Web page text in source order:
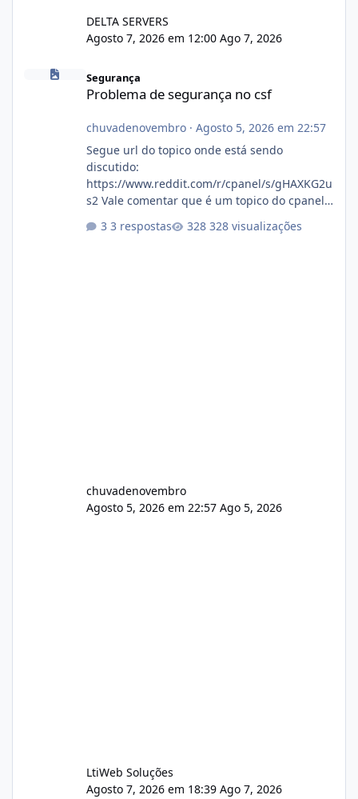
DELTA SERVERS
Agosto 7, 2026 em 12:00 Ago 7, 2026
Problema de segurança no csf
Segurança
Problema de segurança no csf
chuvadenovembro· Agosto 5, 2026 em 22:57
Segue url do topico onde está sendo
discutido:
https://www.reddit.com/r/cpanel/s/gHAXKG2u
s2 Vale comentar que é um topico do cpanel...
3 respostas 328 visualizações
chuvadenovembro
Agosto 5, 2026 em 22:57 Ago 5, 2026
LtiWeb Soluções
Agosto 7, 2026 em 18:39 Ago 7, 2026